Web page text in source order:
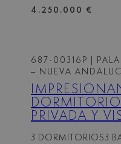
4.250.000 €
687-00316P
|
– NUEVA
PRIVADA Y
3 DORMITORIOS3